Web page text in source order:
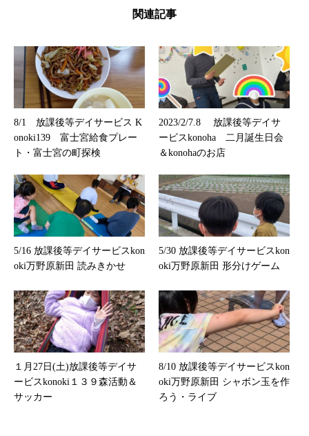
関連記事
8/1 放課後等デイサービス K
onoki139 富士宮給食プレー
ト・富士宮の町探検
2023/2/7.8 放課後等デイサ
ービスkonoha 二月誕生日会
＆konohaのお店
5/16 放課後等デイサービスkon
oki万野原新田 読みきかせ
5/30 放課後等デイサービスkon
oki万野原新田 形分けゲーム
１月27日(土)放課後等デイサ
ービスkonoki１３９森活動＆
サッカー
8/10 放課後等デイサービスkon
oki万野原新田 シャボン玉を作
ろう・ライブ